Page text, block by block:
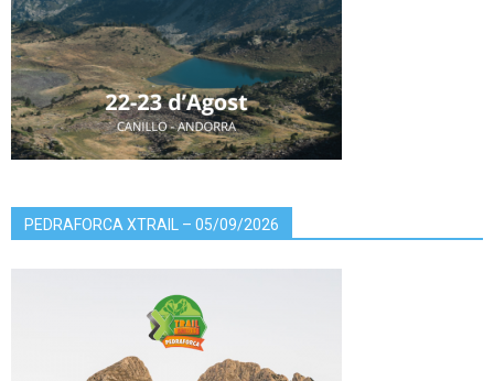
PEDRAFORCA XTRAIL – 05/09/2026